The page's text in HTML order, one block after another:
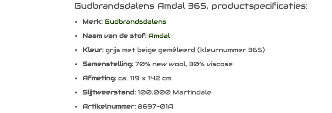
Gudbrandsdalens Amdal 365, productspecificaties:
Merk:Gudbrandsdalens
Naam van de stof: Amdal
Kleur:grijs met beige gemêleerd (kleurnummer 365)
Samenstelling:70% new wool, 30% viscose
Afmeting: ca. 119 x 142 cm
Slijtweerstand: 100.000 Martindale
Artikelnummer: 8697-01A